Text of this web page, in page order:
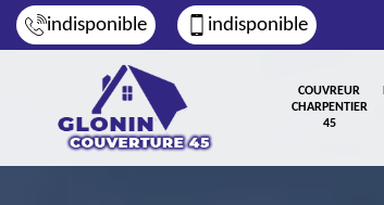
indisponible indisponible
COUVREUR
CHARPENTIER
45